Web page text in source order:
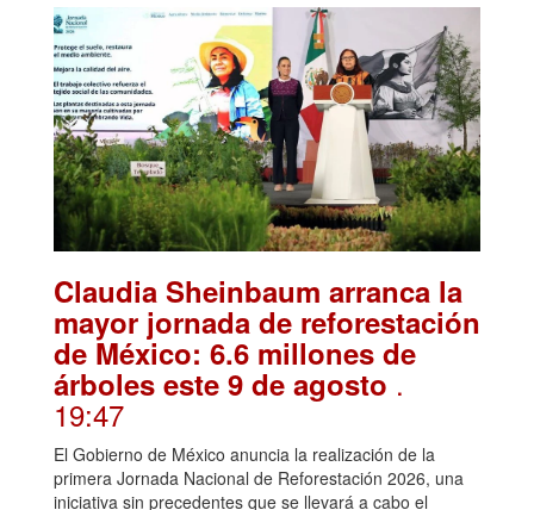
Claudia Sheinbaum arranca la
mayor jornada de reforestación
de México: 6.6 millones de
árboles este 9 de agosto .
19:47
El Gobierno de México anuncia la realización de la
primera Jornada Nacional de Reforestación 2026, una
iniciativa sin precedentes que se llevará a cabo el